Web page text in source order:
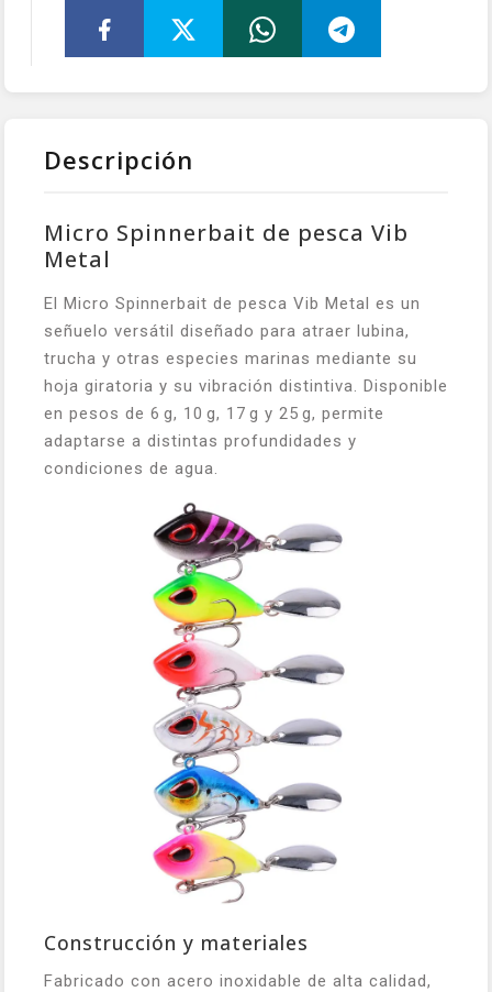
Descripción
Micro Spinnerbait de pesca Vib
Metal
El Micro Spinnerbait de pesca Vib Metal es un
señuelo versátil diseñado para atraer lubina,
trucha y otras especies marinas mediante su
hoja giratoria y su vibración distintiva. Disponible
en pesos de 6 g, 10 g, 17 g y 25 g, permite
adaptarse a distintas profundidades y
condiciones de agua.
Construcción y materiales
Fabricado con acero inoxidable de alta calidad,